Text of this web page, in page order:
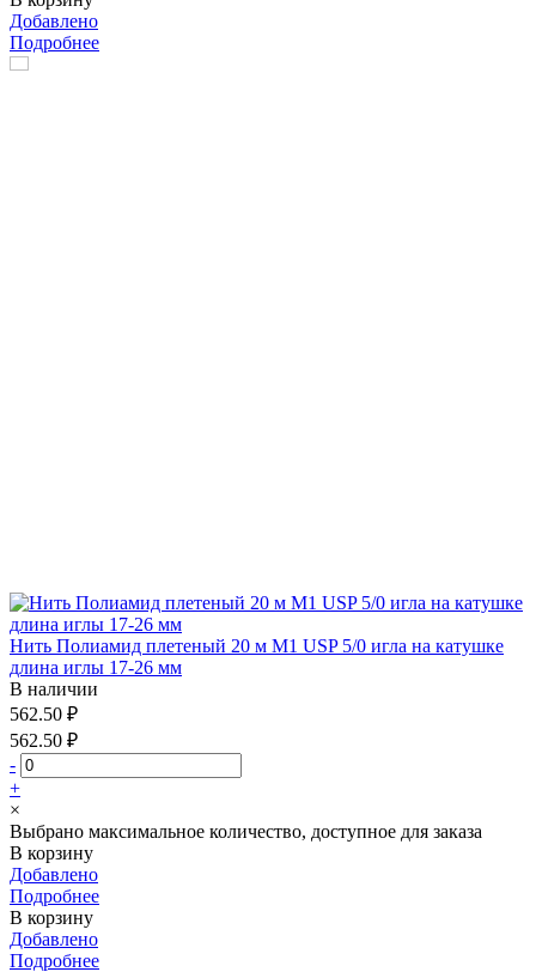
Добавлено
Подробнее
Нить Полиамид плетеный 20 м М1 USP 5/0 игла на катушке
длина иглы 17-26 мм
В наличии
562.50 ₽
562.50 ₽
-
+
×
Выбрано максимальное количество, доступное для заказа
В корзину
Добавлено
Подробнее
В корзину
Добавлено
Подробнее